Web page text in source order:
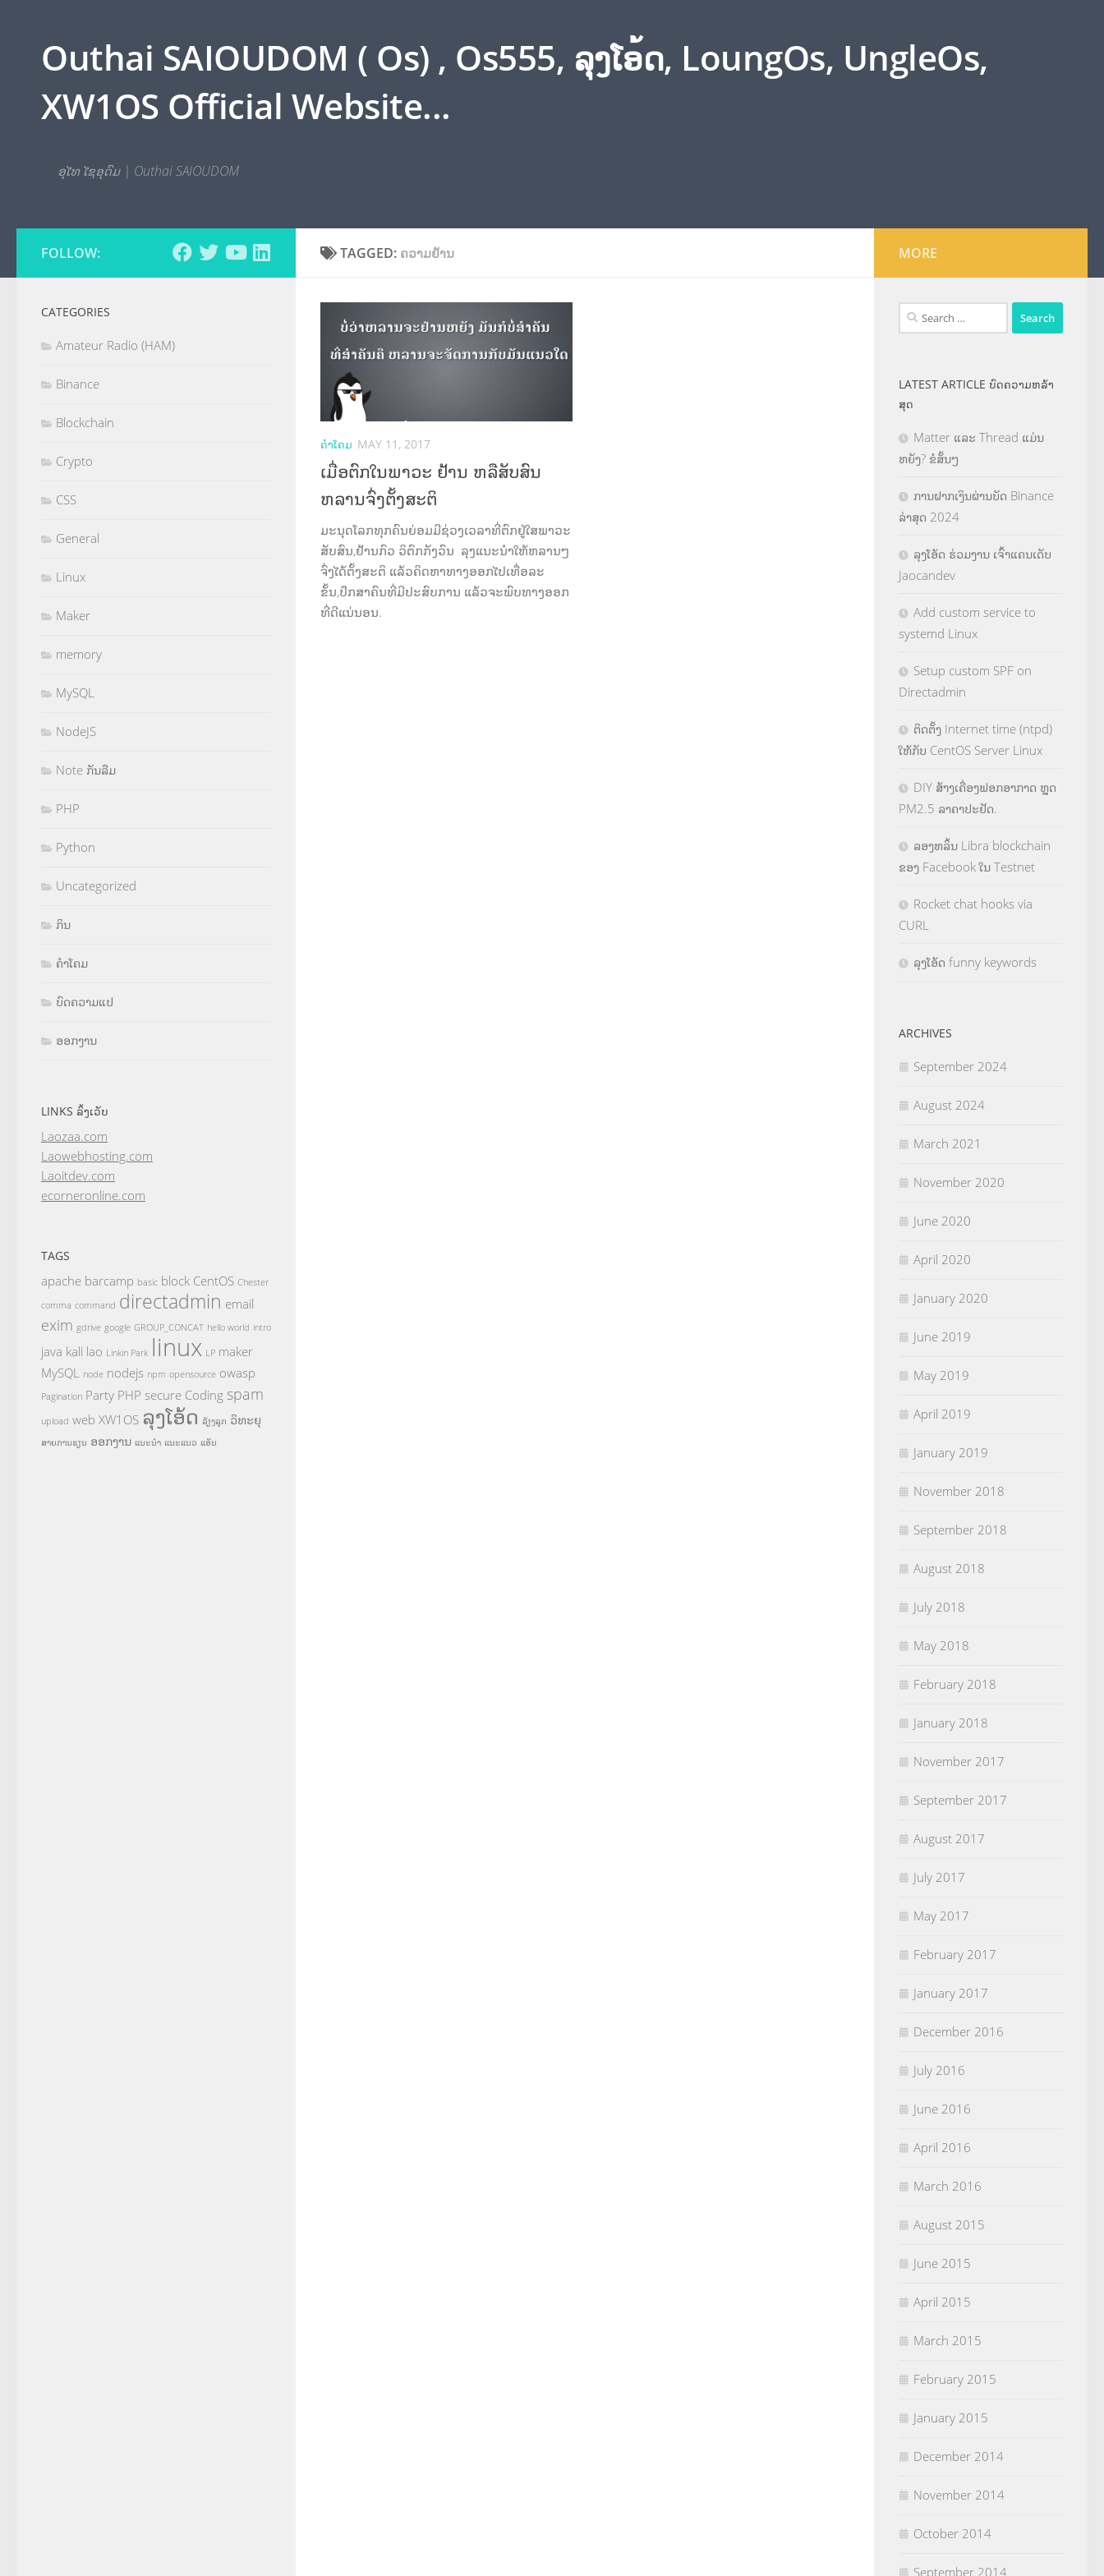
Outhai SAIOUDOM ( Os) , Os555, ລຸງໂອ້ດ, LoungOs, UngleOs,
XW1OS Official Website...
ອຸໄທ ໄຊອຸດົມ | Outhai SAIOUDOM
TAGGED: ຄວາມຢ້ານ
ຄຳໂຄມ MAY 11, 2017
ເມື່ອຕົກໃນພາວະ ຢ້ານ ຫລືສັບສົນ
ຫລານຈົ່ງຕັ້ງສະຕິ
ມະນຸດໂລກທຸກຄົນຍ່ອມມີຊ່ວງເວລາທີ່ຕົກຢູ່ໃສພາວະ
ສັບສົນ,ຢ້ານກົວ ວິຕົກກັງວົນ ລຸງແນະນຳໃຫ້ຫລານໆ
ຈົ່ງໄດ້ຕັ້ງສະຕິ ແລ້ວຄິດຫາທາງອອກໄປເທື່ອລະ
ຂັ້ນ,ປຶກສາຄົນທີ່ມີປະສົບການ ແລ້ວຈະພົບທາງອອກ
ທີ່ດີແນ່ນອນ.
FOLLOW:
CATEGORIES
Amateur Radio (HAM)
Binance
Blockchain
Crypto
CSS
General
Linux
Maker
memory
MySQL
NodeJS
Note ກັນລືມ
PHP
Python
Uncategorized
ກິນ
ຄຳໂຄມ
ບົດຄວາມແປ
ອອກງານ
LINKS ລິ້ງເວັບ
Laozaa.com
Laowebhosting.com
Laoitdev.com
ecorneronline.com
TAGS
apache barcamp basic block CentOS Chester
comma command directadmin email
exim gdrive google GROUP_CONCAT hello world intro
java kali lao Linkin Park linux LP maker
MySQL node nodejs npm opensource owasp
Pagination Party PHP secure Coding spam
upload web XW1OS ລຸງໂອ້ດ ລ້ຽງລູກ ວິທະຍຸ
ສາຍການຮຽນ ອອກງານ ແນະນຳ ແນະແນວ ແອັບ
MORE
Search
for:
LATEST ARTICLE ບົດຄວາມຫລ້າ
ສຸດ
Matter ແລະ Thread ແມ່ນ
ຫຍັງ? ຂໍສັ້ນໆ
ການຝາກເງິນຜ່ານບັດ Binance
ລ່າສຸດ 2024
ລຸງໂອ້ດ ຮ່ວມງານ ເຈົ້າແຄນເດັບ
Jaocandev
Add custom service to
systemd Linux
Setup custom SPF on
Directadmin
ຕິດຕັ້ງ Internet time (ntpd)
ໃຫ້ກັບ CentOS Server Linux
DIY ສ້າງເຄື່ອງຟອກອາກາດ ຫຼຸດ
PM2.5 ລາຄາປະຢັດ.
ລອງຫລິ້ນ Libra blockchain
ຂອງ Facebook ໃນ Testnet
Rocket chat hooks via
CURL
ລຸງໂອ້ດ funny keywords
ARCHIVES
September 2024
August 2024
March 2021
November 2020
June 2020
April 2020
January 2020
June 2019
May 2019
April 2019
January 2019
November 2018
September 2018
August 2018
July 2018
May 2018
February 2018
January 2018
November 2017
September 2017
August 2017
July 2017
May 2017
February 2017
January 2017
December 2016
July 2016
June 2016
April 2016
March 2016
August 2015
June 2015
April 2015
March 2015
February 2015
January 2015
December 2014
November 2014
October 2014
September 2014